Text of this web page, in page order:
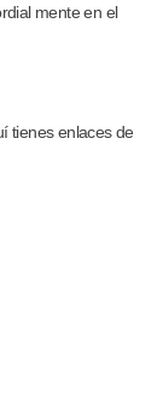
mente en el
tienes enlaces de